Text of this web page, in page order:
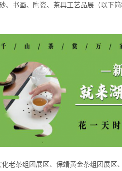
书画、陶瓷、茶具工艺品展（以下
老茶组团展区、保靖黄金茶组团展区